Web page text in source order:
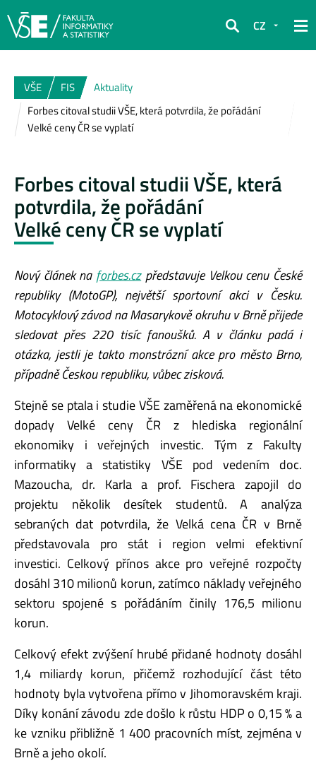
Hledat
CZ
VŠE FIS
Aktuality
Forbes citoval studii VŠE, která potvrdila, že pořádání
Velké ceny ČR se vyplatí
Forbes citoval studii VŠE, která
potvrdila, že pořádání
Velké ceny ČR se vyplatí
Nový článek na forbes.czpředstavuje Velkou cenu České
republiky (MotoGP), největší sportovní akci v Česku.
Motocyklový závod na Masarykově okruhu v Brně přijede
sledovat přes 220 tisíc fanoušků. A v článku padá i
otázka, jestli je takto monstrózní akce pro město Brno,
případně Českou republiku, vůbec zisková.
Stejně se ptala i studie VŠE zaměřená na ekonomické
dopady Velké ceny ČR z hlediska regionální
ekonomiky i veřejných investic. Tým z Fakulty
informatiky a statistiky VŠE pod vedením doc.
Mazoucha, dr. Karla a prof. Fischera zapojil do
projektu několik desítek studentů. A analýza
sebraných dat potvrdila, že Velká cena ČR v Brně
představovala pro stát i region velmi efektivní
investici. Celkový přínos akce pro veřejné rozpočty
dosáhl 310 milionů korun, zatímco náklady veřejného
sektoru spojené s pořádáním činily 176,5 milionu
korun.
Celkový efekt zvýšení hrubé přidané hodnoty dosáhl
1,4 miliardy korun, přičemž rozhodující část této
hodnoty byla vytvořena přímo v Jihomoravském kraji.
Díky konání závodu zde došlo k růstu HDP o 0,15 % a
ke vzniku přibližně 1 400 pracovních míst, zejména v
Brně a jeho okolí.